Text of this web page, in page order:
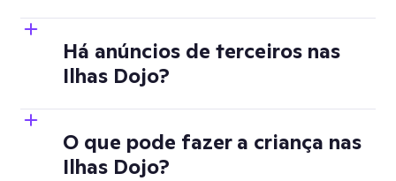
de perfil
(mais
sobre as contas de aluno aqui)
Há anúncios de terceiros nas
Ilhas Dojo?
O que pode fazer a criança nas
Ilhas Dojo?